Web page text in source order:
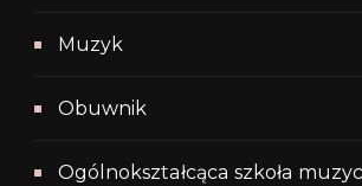
Muzyk
Obuwnik
Ogólnokształcąca szkoła